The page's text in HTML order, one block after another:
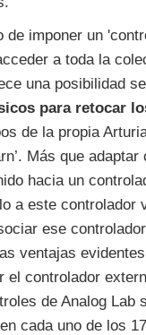
de imponer un
a toda la
una posibilidad
para retocar
de la propia
Más que adaptar
hacia un
a este controlador
ese
ventajas
el controlador
de Analog Lab
cada uno de los